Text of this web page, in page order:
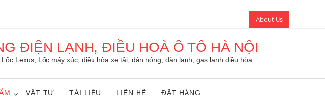
About Us
ĐIỆN LẠNH, ĐIỀU HOÀ Ô TÔ HÀ NỘI
Lexus, Lốc máy xúc, điều hòa xe tải, dàn nóng, dàn lạnh, gas lạnh điều hòa
VẬT TƯ TÀI LIỆU LIÊN HỆ ĐẶT HÀNG